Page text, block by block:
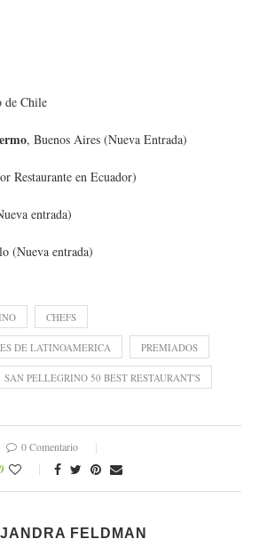
de Chile
, Buenos Aires (Nueva Entrada)
Restaurante en Ecuador)
entrada)
(Nueva entrada)
CHEFS
DE LATINOAMERICA PREMIADOS
SAN PELLEGRINO 50 BEST RESTAURANT'S
0 Comentario
FELDMAN